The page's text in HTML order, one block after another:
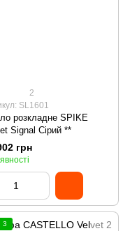
2
SL1601
розкладне SPIKE
Signal Сірий **
грн
3